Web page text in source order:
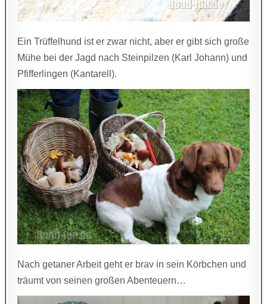
Ein Trüffelhund ist er zwar nicht, aber er gibt sich große
Mühe bei der Jagd nach Steinpilzen (Karl Johann) und
Pfifferlingen (Kantarell).
Nach getaner Arbeit geht er brav in sein Körbchen und
träumt von seinen großen Abenteuern…